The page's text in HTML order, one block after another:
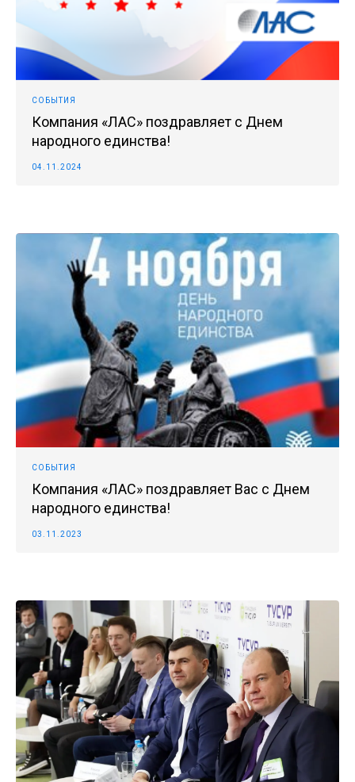
СОБЫТИЯ
Компания «ЛАС» поздравляет с Днем
народного единства!
04.11.2024
СОБЫТИЯ
Компания «ЛАС» поздравляет Вас с Днем
народного единства!
03.11.2023